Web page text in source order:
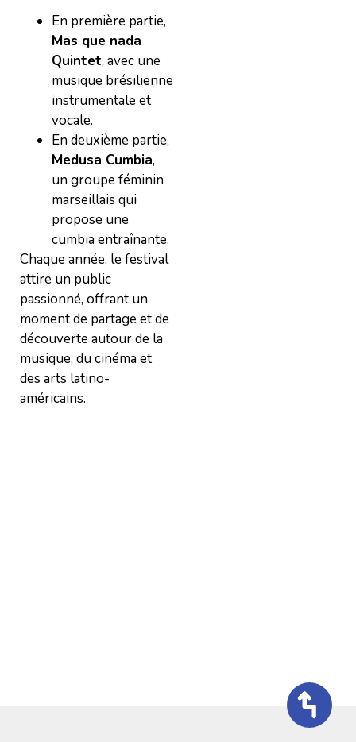
En première partie,
Mas que nada
Quintet, avec une
musique brésilienne
instrumentale et
vocale.
En deuxième partie,
Medusa Cumbia,
un groupe féminin
marseillais qui
propose une
cumbia entraînante.
Chaque année, le festival
attire un public
passionné, offrant un
moment de partage et de
découverte autour de la
musique, du cinéma et
des arts latino-
américains.